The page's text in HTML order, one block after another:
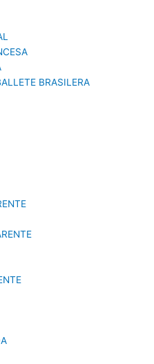
BRASILERA